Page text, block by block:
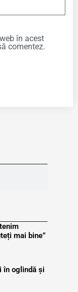
în acest
comentez.
mai bine”
în oglindă și